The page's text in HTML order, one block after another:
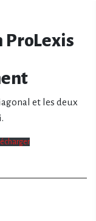
ProLexis
et les deux